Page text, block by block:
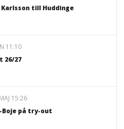
Karlsson till Huddinge
11:10
26/27
15:26
Boje på try-out